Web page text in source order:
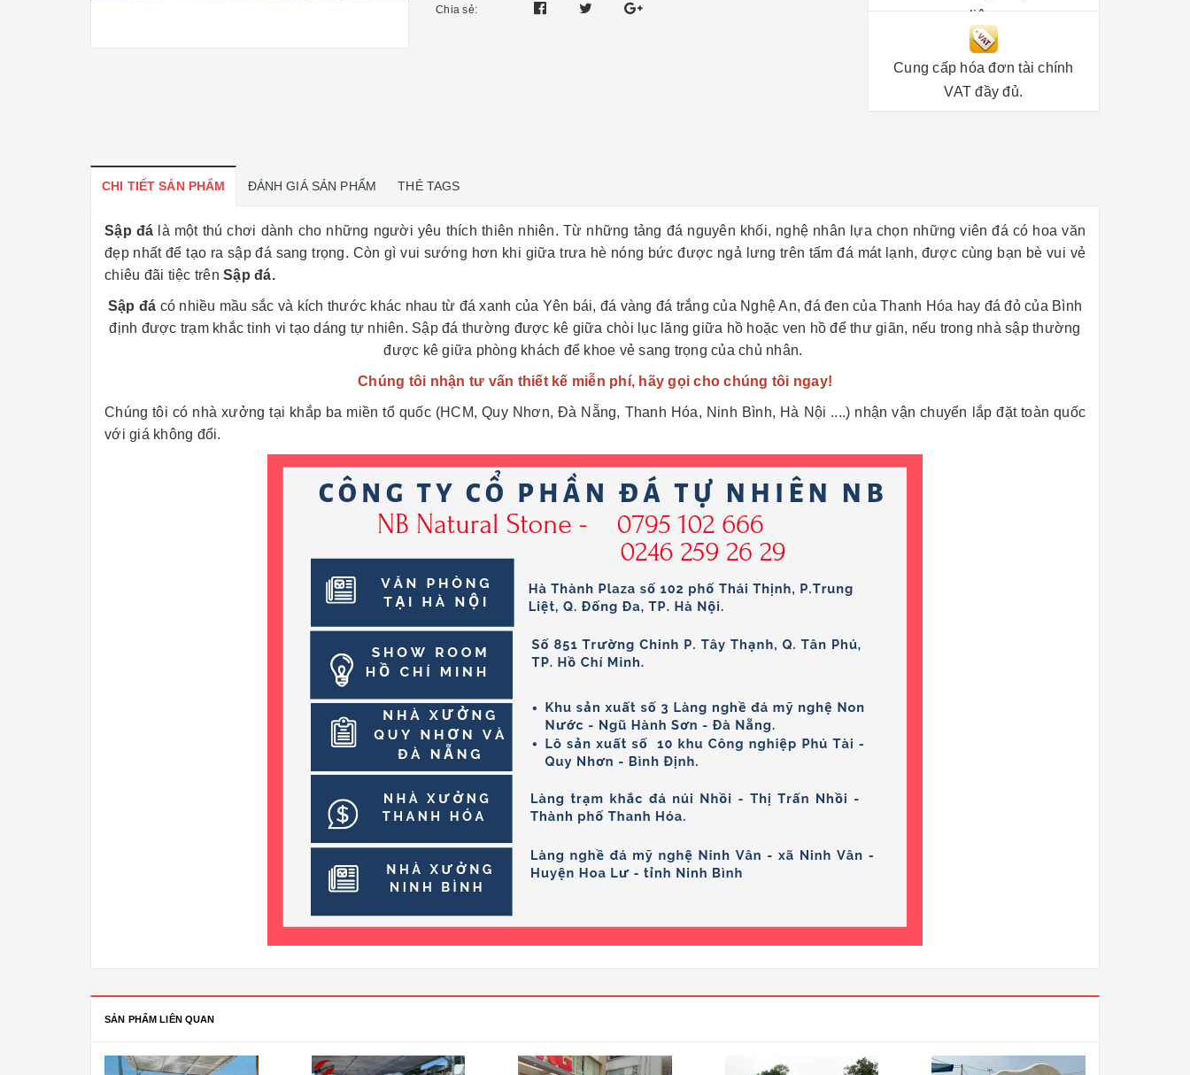
Chia sẻ:
liệu.
Cung cấp hóa đơn tài chính
VAT đầy đủ.
CHI TIẾT SẢN PHẨM ĐÁNH GIÁ SẢN PHẨM THẺ TAGS
Sập đá là một thú chơi dành cho những người yêu thích thiên nhiên. Từ những tảng đá nguyên khối, nghệ nhân lựa chọn những viên đá có hoa văn
đẹp nhất để tạo ra sập đá sang trọng. Còn gì vui sướng hơn khi giữa trưa hè nóng bức được ngả lưng trên tấm đá mát lạnh, được cùng bạn bè vui vẻ
chiêu đãi tiệc trên Sập đá.
Sập đá có nhiều mầu sắc và kích thước khác nhau từ đá xanh của Yên bái, đá vàng đá trắng của Nghệ An, đá đen của Thanh Hóa hay đá đỏ của Bình
định được trạm khắc tinh vi tạo dáng tự nhiên. Sập đá thường được kê giữa chòi lục lăng giữa hồ hoặc ven hồ để thư giãn, nếu trong nhà sập thường
được kê giữa phòng khách để khoe vẻ sang trọng của chủ nhân.
Chúng tôi nhận tư vấn thiết kế miễn phí, hãy gọi cho chúng tôi ngay!
Chúng tôi có nhà xưởng tại khắp ba miền tổ quốc (HCM, Quy Nhơn, Đà Nẵng, Thanh Hóa, Ninh Bình, Hà Nội ....) nhận vận chuyển lắp đặt toàn quốc
với giá không đổi.
SẢN PHẨM LIÊN QUAN